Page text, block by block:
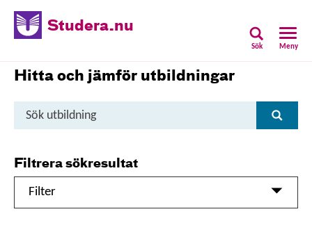
Studera.nu
Sök Meny
Hitta och jämför utbildningar
Sök
Sök
Filtrera sökresultat
Filter